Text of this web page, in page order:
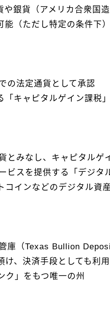
や銀貨（アメリカ合衆国
（ただし特定の条件下）
の法定通貨として承認
「キャピタルゲイン課税
とみなし、キャピタルゲ
ビスを提供する「デジタ
コインなどのデジタル資
庫（Texas Bullion
け、決済手段としても利
ク」をもつ唯一の州